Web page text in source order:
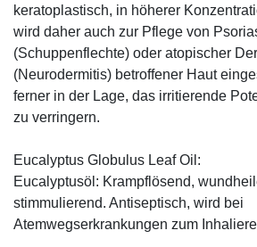
keratoplastisch, in höherer
wird daher auch zur Pflege von
(Schuppenflechte) oder atopischer
(Neurodermitis) betroffener Haut
ferner in der Lage, das irritierende
zu verringern.
Eucalyptus Globulus Leaf Oil:
Eucalyptusöl: Krampflösend,
stimmulierend. Antiseptisch, wird bei
Atemwegserkrankungen zum